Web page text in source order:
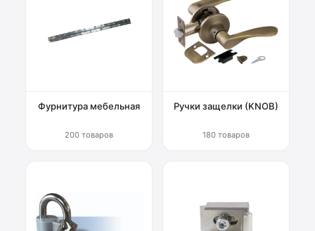
Фурнитура мебельная
200 товаров
Ручки защелки (KNOB)
180 товаров